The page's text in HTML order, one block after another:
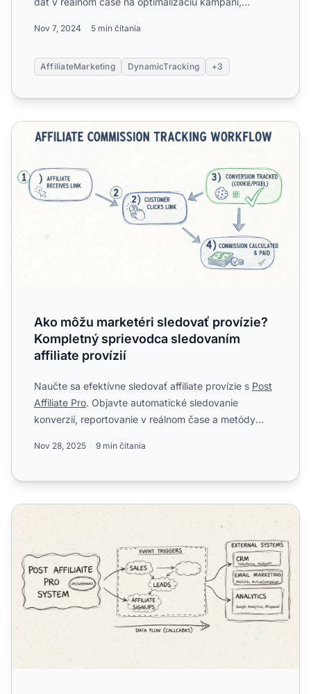
Nov 7, 2024 5 min čítania
AffiliateMarketing DynamicTracking +3
Ako môžu marketéri sledovať provízie? Kompletný
Ako môžu marketéri sledovať provízie?
Kompletný sprievodca sledovaním
affiliate provízií
Naučte sa efektívne sledovať affiliate provízie s Post
Affiliate Pro. Objavte automatické sledovanie
konverzií, reportovanie v reálnom čase a metódy
Nov 28, 2025 9 min čítania
Čo sú aplikačné spätné volania v Post Affiliate Pro?